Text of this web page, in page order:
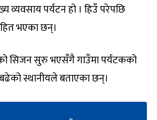
व्यवसाय पर्यटन हो । हिउँ परेपछि
भएका छन्।
सिजन सुरु भएसँगै गाउँमा पर्यटकको
स्थानीयले बताएका छन्।